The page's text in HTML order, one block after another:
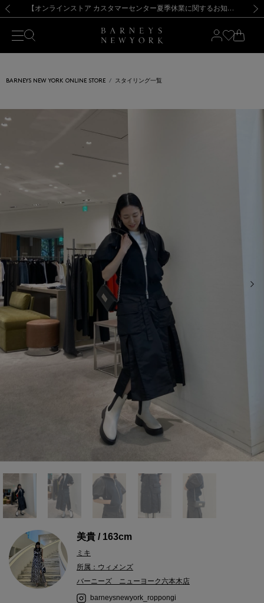
新規登録のお客様も対象！＜MY BARNEYS＞会員のお客様は11,000円（税込）以上のお買上げで常時送料無料！お買い物の際は会員登録を！
【夏季休業に伴う出荷一時停止のお知らせ】(2026.8.7) 【オンラインストア カスタマーセンター夏季休業に関するお知らせ】（2026.8.7）
【夏季休業に伴う返品・交換承り一時停止のお知らせ】（2026.8.5）
熊本県を中心とした地震の影響によるお荷物のお届けについて
【開催中】SUMMER SALEのご案内・ご注意事項 新規登録のお客様も対象！＜MY BARNEYS＞会員のお客様は11,000円（税込）以上のお買上げで常時送料無料！お買い物の際は会員登録を！
【夏季休業に伴う出荷一時停止のお知らせ】(2026.8.7)
BARNEYS NEW YORK ONLINE STORE スタイリング一覧
美貴 / 163cm
ミキ
所属：ウィメンズ
バーニーズ ニューヨーク六本木店
barneysnewyork_roppongi